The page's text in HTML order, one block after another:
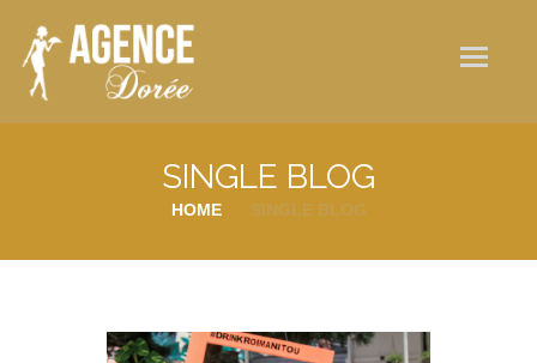
Qui sommes-nous ?
Nos services
SINGLE BLOG
HOME SINGLE BLOG